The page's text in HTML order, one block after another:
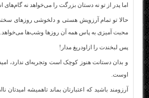
اما پدر از تو نه دستان بزرگت را می‌خواهد نه گام‌های
حالا تو تمام آرزویش هستی و دلخوشی روزهای
محبت آمیزی به پاس همه آن روزها وشب‌ها می‌خواهد.
پس لبخندت را ازاودریغ مدار!
و بدان دستانت هنوز کوچک است وتجربه‌ای ندارد، امید
اوست.
آرزومند باشید که اعتبارتان بماند تاهمیشه امیدتان